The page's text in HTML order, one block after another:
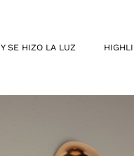
Y SE HIZO LA LUZ